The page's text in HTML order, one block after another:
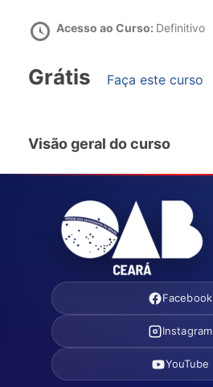
Acesso ao Curso: Definitivo
Grátis Faça este curso
Visão geral do curso
Facebook
Instagram
YouTube